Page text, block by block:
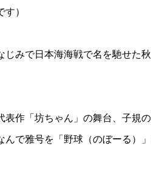
）
みで日本海海戦で名を馳せた
作「坊ちゃん」の舞台、子規
で雅号を「野球（のぼーる）